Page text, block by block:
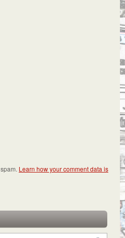
Learn how your comment data is